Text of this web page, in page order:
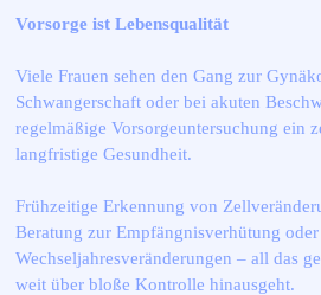
Vorsorge ist Lebensqualität
Viele Frauen sehen den Gang zur
Schwangerschaft oder bei akuten
regelmäßige Vorsorgeuntersuchung ein
langfristige Gesundheit.
Frühzeitige Erkennung von
Beratung zur Empfängnisverhütung
Wechseljahresveränderungen – all das
weit über bloße Kontrolle hinausgeht.